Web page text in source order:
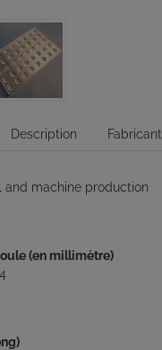
Description Fabricant
and machine production
(en millimètre)